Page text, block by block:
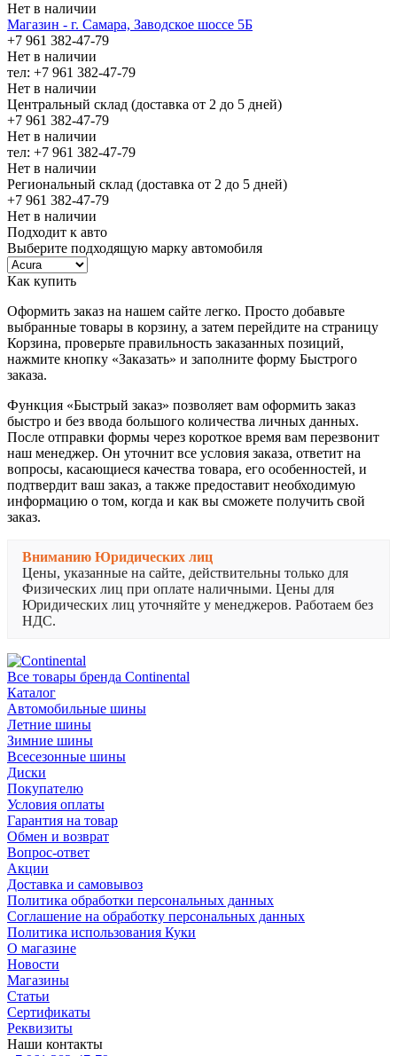
Нет в наличии
Магазин - г. Самара, Заводское шоссе 5Б
+7 961 382-47-79
Нет в наличии
тел: +7 961 382-47-79
Нет в наличии
Центральный склад (доставка от 2 до 5 дней)
+7 961 382-47-79
Нет в наличии
тел: +7 961 382-47-79
Нет в наличии
Региональный склад (доставка от 2 до 5 дней)
+7 961 382-47-79
Нет в наличии
Подходит к авто
Выберите подходящую марку автомобиля
Как купить
Оформить заказ на нашем сайте легко. Просто добавьте
выбранные товары в корзину, а затем перейдите на страницу
Корзина, проверьте правильность заказанных позиций,
нажмите кнопку «Заказать» и заполните форму Быстрого
заказа.
Функция «Быстрый заказ» позволяет вам оформить заказ
быстро и без ввода большого количества личных данных.
После отправки формы через короткое время вам перезвонит
наш менеджер. Он уточнит все условия заказа, ответит на
вопросы, касающиеся качества товара, его особенностей, и
подтвердит ваш заказ, а также предоставит необходимую
информацию о том, когда и как вы сможете получить свой
заказ.
Вниманию Юридических лиц
Цены, указанные на сайте, действительны только для
Физических лиц при оплате наличными. Цены для
Юридических лиц уточняйте у менеджеров. Работаем без
НДС.
Все товары бренда Continental
Каталог
Автомобильные шины
Летние шины
Зимние шины
Всесезонные шины
Диски
Покупателю
Условия оплаты
Гарантия на товар
Обмен и возврат
Вопрос-ответ
Акции
Доставка и самовывоз
Политика обработки персональных данных
Соглашение на обработку персональных данных
Политика использования Куки
О магазине
Новости
Магазины
Статьи
Сертификаты
Реквизиты
Наши контакты